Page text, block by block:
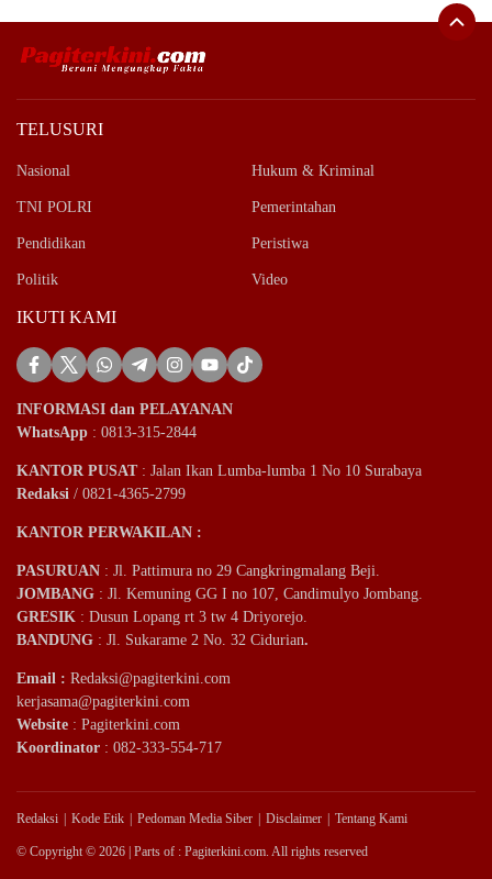
TELUSURI
Nasional Hukum & Kriminal
TNI POLRI Pemerintahan
Pendidikan Peristiwa
Politik Video
IKUTI KAMI
INFORMASI dan PELAYANAN
WhatsApp : 0813-315-2844
KANTOR PUSAT: Jalan Ikan Lumba-lumba 1 No 10 Surabaya
Redaksi / 0821-4365-2799
KANTOR PERWAKILAN :
PASURUAN : Jl. Pattimura no 29 Cangkringmalang Beji.
JOMBANG : Jl. Kemuning GG I no 107, Candimulyo Jombang.
GRESIK : Dusun Lopang rt 3 tw 4 Driyorejo.
BANDUNG : Jl. Sukarame 2 No. 32 Cidurian.
Email : Redaksi@pagiterkini.com
kerjasama@pagiterkini.com
Website : Pagiterkini.com
Koordinator : 082-333-554-717
Redaksi Kode Etik Pedoman Media Siber Disclaimer Tentang Kami
© Copyright © 2026 | Parts of : Pagiterkini.com. All rights reserved